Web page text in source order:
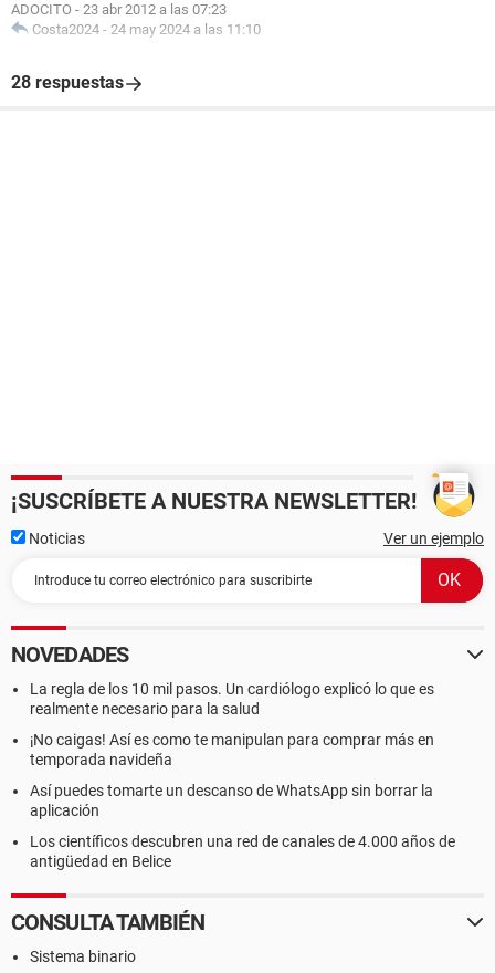
ADOCITO - 23 abr 2012 a las 07:23
Costa2024 - 24 may 2024 a las 11:10
28 respuestas
¡SUSCRÍBETE A NUESTRA NEWSLETTER!
Noticias Ver un ejemplo
NOVEDADES
La regla de los 10 mil pasos. Un cardiólogo explicó lo que es
realmente necesario para la salud
¡No caigas! Así es como te manipulan para comprar más en
temporada navideña
Así puedes tomarte un descanso de WhatsApp sin borrar la
aplicación
Los científicos descubren una red de canales de 4.000 años de
antigüedad en Belice
CONSULTA TAMBIÉN
Sistema binario